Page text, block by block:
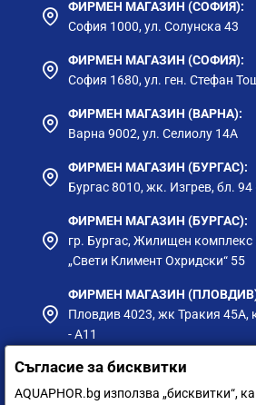
ФИРМЕН МАГАЗИН (СОФИЯ):
София 1000, ул. Солунска 43
ФИРМЕН МАГАЗИН (СОФИЯ):
София 1680, ул. ген. Стефан
ФИРМЕН МАГАЗИН (ВАРНА):
Варна 9002, ул. Селиолу 14А
ФИРМЕН МАГАЗИН (БУРГАС):
Бургас 8010, жк. Изгрев, бл.
ФИРМЕН МАГАЗИН (БУРГАС):
гр. Бургас, Жилищен
„Свети Климент Охридски“ 55
ФИРМЕН МАГАЗИН
Пловдив 4023, жк Тракия 45А,
- А11
ФИРМЕН МАГАЗИН (РУСЕ):
гр. Русе, ул. Борисова 73, до
Съгласие за бисквитки
AQUAPHOR.bg използва „бисквитки“,